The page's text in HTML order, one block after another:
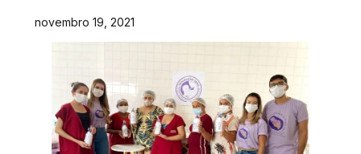
novembro 19, 2021